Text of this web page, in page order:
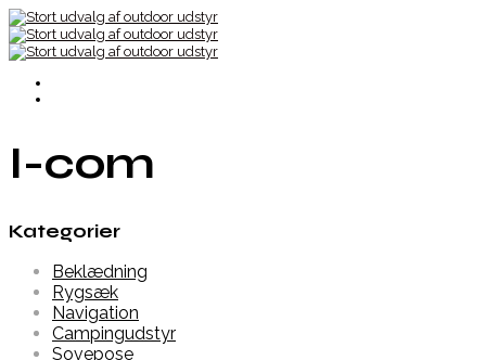
I-com
Kategorier
Beklædning
Rygsæk
Navigation
Campingudstyr
Sovepose